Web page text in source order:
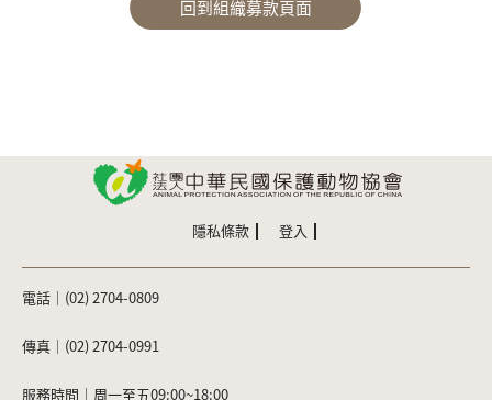
回到組織募款頁面
隱私條款 登入
電話｜(02) 2704-0809
傳真｜(02) 2704-0991
服務時間｜周一至五09:00~18:00